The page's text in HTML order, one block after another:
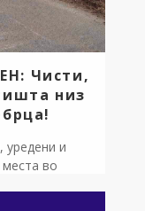
Чисти,
низ
и
во